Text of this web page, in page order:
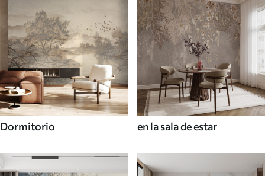
Dormitorio en la sala de estar